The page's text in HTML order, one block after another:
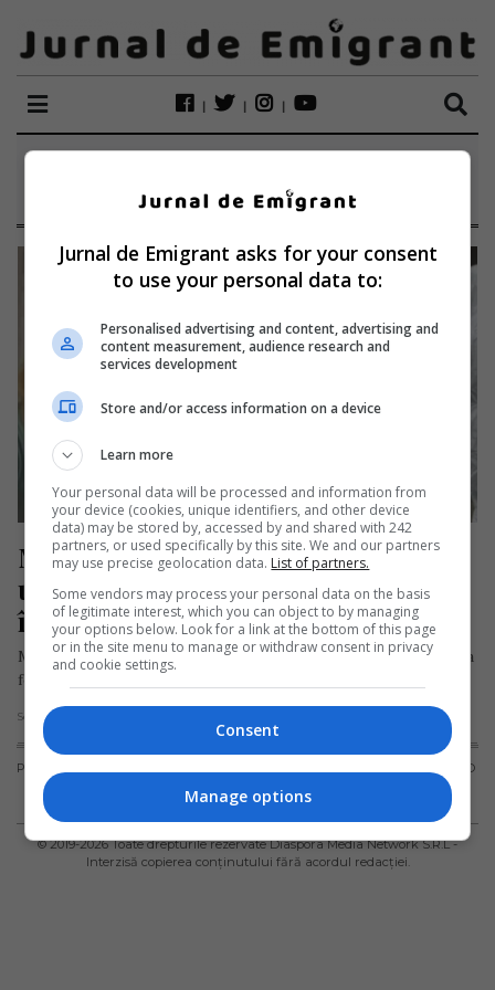
VIADANA
Maria, ucisă la 42 de ani în Italia de
un tânăr de 17 ani. Cei doi s-au
întâlnit în intimtate
Maria Campai, o femeie de 42 de ani de naționalitate română, a
fost găsită moartă joi, 26 septembrie 2024, într-o…
Scris de Daniela Stoica
PUBLICITATE
POLITICA PRIVIND
© 2019-2026Toate drepturile rezervate Diaspora Media Network S.R.L -
Interzisă copierea conținutului fără acordul redacției.
Jurnal de Emigrant asks for your consent
to use your personal data to:
Personalised advertising and content, advertising and
content measurement, audience research and
services development
Store and/or access information on a device
Learn more
Your personal data will be processed and information from
your device (cookies, unique identifiers, and other device
data) may be stored by, accessed by and shared with 242
partners, or used specifically by this site. We and our partners
may use precise geolocation data. List of partners.
Some vendors may process your personal data on the basis
of legitimate interest, which you can object to by managing
your options below. Look for a link at the bottom of this page
or in the site menu to manage or withdraw consent in privacy
and cookie settings.
Consent
Manage options